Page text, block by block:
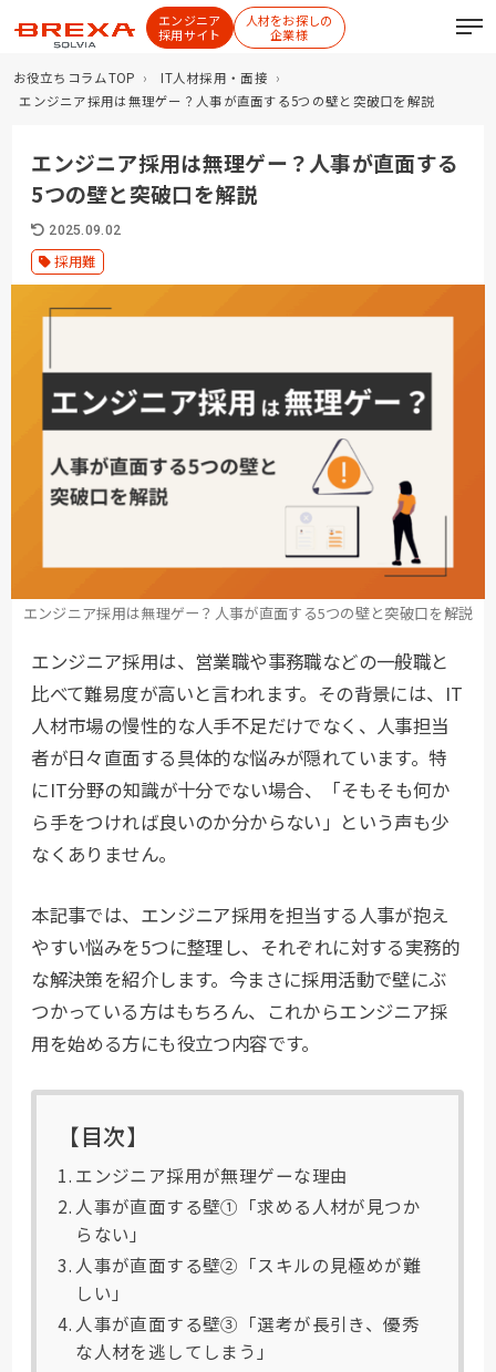
エンジニア
採用サイト
人材をお探しの
企業様
お役立ちコラムTOP
IT人材採用・面接
エンジニア採用は無理ゲー？人事が直面する5つの壁と突破口を解説
エンジニア採用は無理ゲー？人事が直面する
5つの壁と突破口を解説
2025.09.02
採用難
エンジニア採用は無理ゲー？人事が直面する5つの壁と突破口を解説
エンジニア採用は、営業職や事務職などの一般職と
比べて難易度が高いと言われます。その背景には、IT
人材市場の慢性的な人手不足だけでなく、人事担当
者が日々直面する具体的な悩みが隠れています。特
にIT分野の知識が十分でない場合、「そもそも何か
ら手をつければ良いのか分からない」という声も少
なくありません。
本記事では、エンジニア採用を担当する人事が抱え
やすい悩みを5つに整理し、それぞれに対する実務的
な解決策を紹介します。今まさに採用活動で壁にぶ
つかっている方はもちろん、これからエンジニア採
用を始める方にも役立つ内容です。
【目次】
エンジニア採用が無理ゲーな理由
人事が直面する壁①「求める人材が見つか
らない」
人事が直面する壁②「スキルの見極めが難
しい」
人事が直面する壁③「選考が長引き、優秀
な人材を逃してしまう」